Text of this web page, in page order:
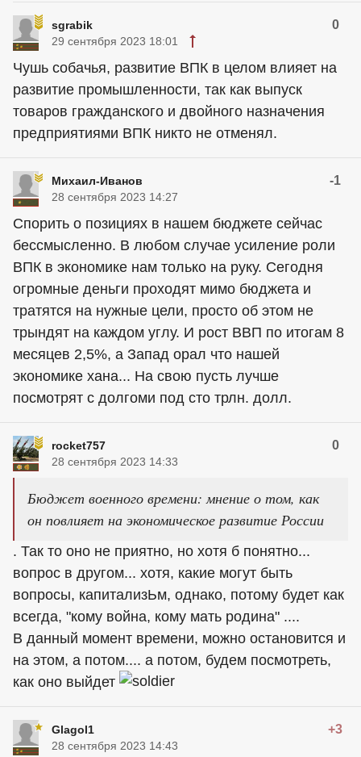
sgrabik 0
29 сентября 2023 18:01
Чушь собачья, развитие ВПК в целом влияет на
развитие промышленности, так как выпуск
товаров гражданского и двойного назначения
предприятиями ВПК никто не отменял.
Михаил-Иванов -1
28 сентября 2023 14:27
Спорить о позициях в нашем бюджете сейчас
бессмысленно. В любом случае усиление роли
ВПК в экономике нам только на руку. Сегодня
огромные деньги проходят мимо бюджета и
тратятся на нужные цели, просто об этом не
трындят на каждом углу. И рост ВВП по итогам 8
месяцев 2,5%, а Запад орал что нашей
экономике хана... На свою пусть лучше
посмотрят с долгоми под сто трлн. долл.
rocket757 0
28 сентября 2023 14:33
Бюджет военного времени: мнение о том, как
он повлияет на экономическое развитие России
. Так то оно не приятно, но хотя б понятно...
вопрос в другом... хотя, какие могут быть
вопросы, капитализЬм, однако, потому будет как
всегда, "кому война, кому мать родина" ....
В данный момент времени, можно остановится и
на этом, а потом.... а потом, будем посмотреть,
как оно выйдет
Glagol1 +3
28 сентября 2023 14:43